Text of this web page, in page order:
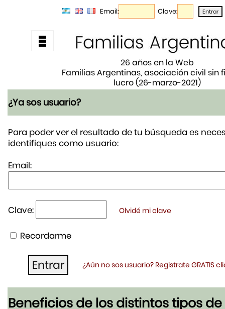
Email: Clave:
26 años en la Web
Familias Argentinas, asociación civil sin
lucro (26-marzo-2021)
¿Ya sos usuario?
Para poder ver el resultado de tu búsqueda es
identifiques como usuario:
Email:
Clave: Olvidé mi clave
Recordarme
¿Aún no sos usuario? Registrate GRATIS
Beneficios de los distintos tipos de